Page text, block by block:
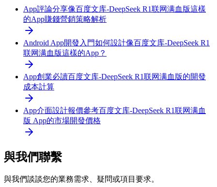
App評論分享像百度文库-DeepSeek R1联网满血版這樣
的App賺錢營銷策略解析
Android App開發入門如何設計像百度文库-DeepSeek R1
联网满血版這樣的App？
App創業必讀百度文库-DeepSeek R1联网满血版的開發
成本計算
App介面設計報價參考百度文库-DeepSeek R1联网满血
版 App的市場開發價格
與我們聯繫
與我們談談您的業務需求、疑問或項目要求。